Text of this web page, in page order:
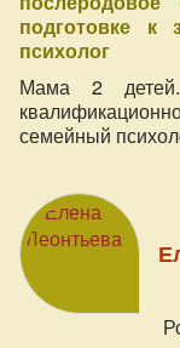
подготовке к
психолог
Мама 2 детей.
семейный